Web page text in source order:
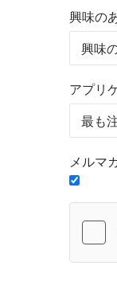
興味の
アプリ
メルマ